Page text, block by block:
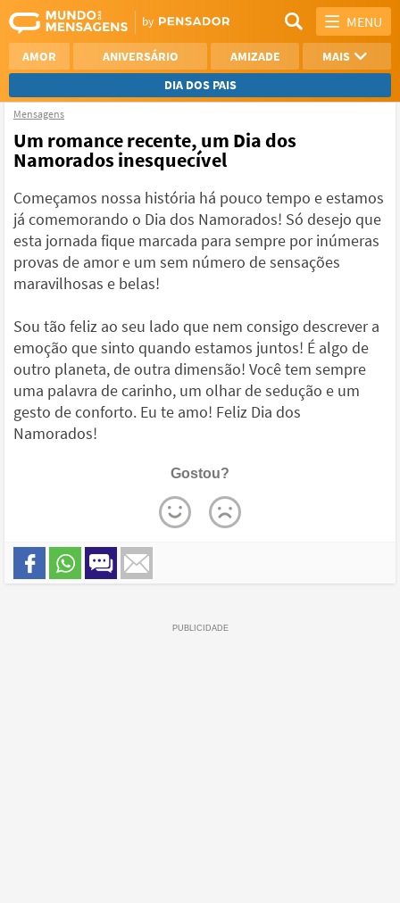
MENU
AMOR ANIVERSÁRIO AMIZADE
MAIS
DIA DOS PAIS
AGRADECIMENTO
SAUDADE
NAMORO
VER TODAS
Mensagens
Um romance recente, um Dia dos
Namorados inesquecível
Começamos nossa história há pouco tempo e estamos
já comemorando o Dia dos Namorados! Só desejo que
esta jornada fique marcada para sempre por inúmeras
provas de amor e um sem número de sensações
maravilhosas e belas!
Sou tão feliz ao seu lado que nem consigo descrever a
emoção que sinto quando estamos juntos! É algo de
outro planeta, de outra dimensão! Você tem sempre
uma palavra de carinho, um olhar de sedução e um
gesto de conforto. Eu te amo! Feliz Dia dos
Namorados!
Gostou?